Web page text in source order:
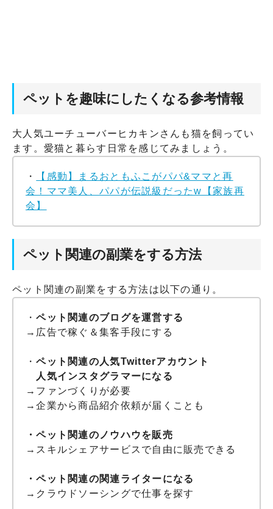
ペットを趣味にしたくなる参考情報
大人気ユーチューバーヒカキンさんも猫を飼ってい
ます。愛猫と暮らす日常を感じてみましょう。
・
【感動】まるおともふこがパパ&ママと再
会！ママ美人、パパが伝説級だったw【家族再
会】
ペット関連の副業をする方法
ペット関連の副業をする方法は以下の通り。
・ペット関連のブログを運営する
→広告で稼ぐ＆集客手段にする
・ペット関連の人気Twitterアカウント
人気インスタグラマーになる
→ファンづくりが必要
→企業から商品紹介依頼が届くことも
・ペット関連のノウハウを販売
→スキルシェアサービスで自由に販売できる
・ペット関連の関連ライターになる
→クラウドソーシングで仕事を探す